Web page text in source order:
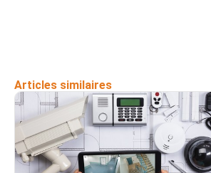
Articles similaires